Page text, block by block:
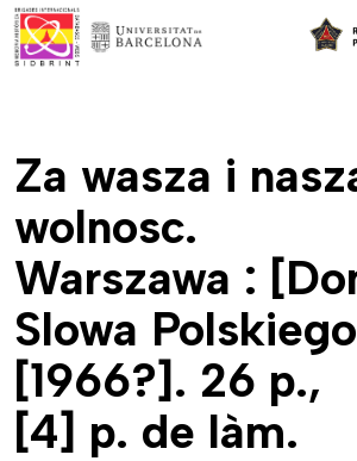
Za wasza i
wolnosc.
Warszawa :
Slowa
[1966?]. 26 p.,
[4] p. de làm.